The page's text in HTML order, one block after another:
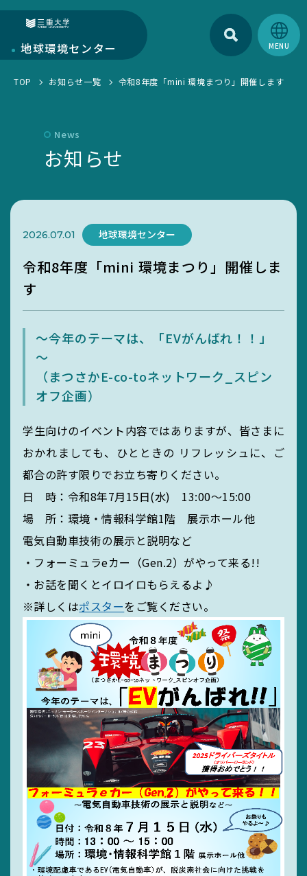
地球環境センター
検索
地球環境センターについて
環境・SDGs報告書
環境・SDGsマネジメントシステム
環境・情報科学館1F利用案内
部門紹介
研究部門
学生活動
町屋海岸清掃
サイトマップ
リンク集
サイト利用規定
SciLets
EGC学生委員会
町屋海岸清掃
TOP お知らせ一覧 令和8年度「mini 環境まつり」開催します
News
お知らせ
2026.07.01 地球環境センター
令和8年度「mini 環境まつり」開催しま
す
～今年のテーマは、「EVがんばれ！！」
～
（まつさかE-co-toネットワーク_スピン
オフ企画）
学生向けのイベント内容ではありますが、皆さまに
おかれましても、ひとときの リフレッシュに、ご
都合の許す限りでお立ち寄りください。
日 時：令和8年7月15日(水) 13:00～15:00
場 所：環境・情報科学館1階 展示ホール他
電気自動車技術の展示と説明など
・フォーミュラeカー（Gen.2）がやって来る!!
・お話を聞くとイロイロもらえるよ♪
※詳しくはポスターをご覧ください。